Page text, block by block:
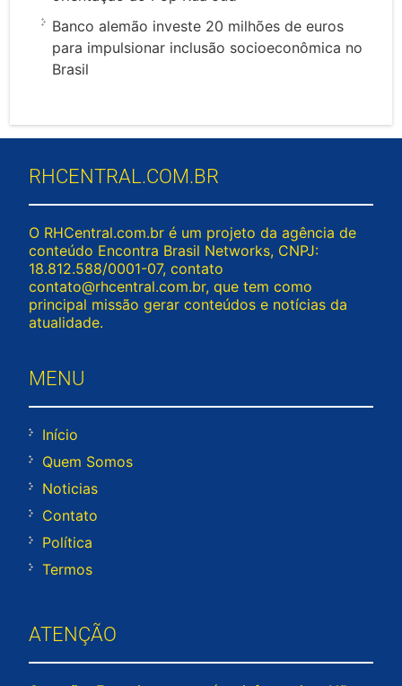
Banco alemão investe 20 milhões de euros
para impulsionar inclusão socioeconômica no
Brasil
RHCENTRAL.COM.BR
O RHCentral.com.br é um projeto da agência de
conteúdo Encontra Brasil Networks, CNPJ:
18.812.588/0001-07, contato
contato@rhcentral.com.br, que tem como
principal missão gerar conteúdos e notícias da
atualidade.
MENU
Início
Quem Somos
Noticias
Contato
Política
Termos
ATENÇÃO